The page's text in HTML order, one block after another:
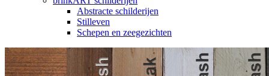
Abstracte schilderijen
Stilleven
Schepen en zeegezichten